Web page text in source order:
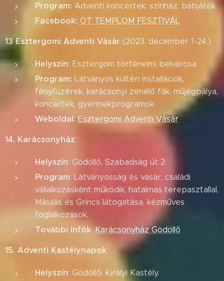
Program: Adventi koncertek, színház, bábjáték
Facebook: ÖT TEMPLOM FESZTIVÁL
13 Esztergomi Adventi Vásár (2023. december 1-24.)
Helyszín: Esztergom történelmi belvárosa
Program: Látványos kültéri installációk,
fényfüzérek, karácsonyi zenélő fák, műjégpálya,
koncertek, gyermekprogramok
Weboldal: Esztergomi Adventi Vásár
14. Karácsonyház
Helyszín: Gödöllő, Szabadság út 2.
Program: Látványosság és vásár, családi
vállalkozásként működik, hatalmas terepasztallal,
Mikulás és Grincs látogatása, kézműves
foglalkozások.
További infók:Karácsonyház Gödöllő
15. Adventi Kastélynapok
Helyszín: Gödöllői Királyi Kastély.